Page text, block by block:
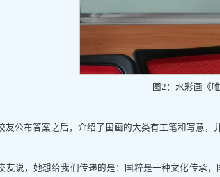
图2：水彩画《
友公布答案之后，介绍了国画的大类有工笔和写意，
友说，她想给我们传递的是：国粹是一种文化传承